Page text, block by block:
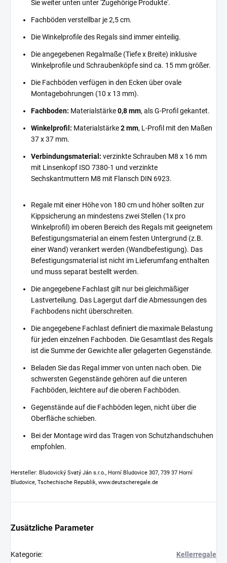
Sie weiter unten unter 'Zugehörige Produkte'.
Fachböden verstellbar je 2,5 cm.
Die Winkelprofile des Regals sind immer einteilig.
Die angegebenen Regalmaße (Tiefe x Breite) inklusive
Winkelprofile und Schraubenköpfe sind ca. 15 mm größer.
Die Fachböden verfügen in den Ecken über ovale
Montagebohrungen (10 x 13 mm).
Fachboden: Materialstärke0,8 mm, als G-Profil gekantet.
Winkelprofil: Materialstärke2 mm, L-Profil mit den Maßen
37 x 37 mm.
Verbindungsmaterial: verzinkte Schrauben M8 x 16 mm
mit Linsenkopf ISO 7380-1 und verzinkte
Sechskantmuttern M8 mit Flansch DIN 6923.
Regale mit einer Höhe von 180 cm und höher sollten zur
Kippsicherung an mindestens zwei Stellen (1x pro
Winkelprofil) im oberen Bereich des Regals mit geeignetem
Befestigungsmaterial an einem festen Untergrund (z.B.
einer Wand) verankert werden (Wandbefestigung). Das
Befestigungsmaterial ist nicht im Lieferumfang enthalten
und muss separat bestellt werden.
Die angegebene Fachlast gilt nur bei gleichmäßiger
Lastverteilung. Das Lagergut darf die Abmessungen des
Fachbodens nicht überschreiten.
Die angegebene Fachlast definiert die maximale Belastung
für jeden einzelnen Fachboden. Die Gesamtlast des Regals
ist die Summe der Gewichte aller gelagerten Gegenstände.
Beladen Sie das Regal immer von unten nach oben. Die
schwersten Gegenstände gehören auf die unteren
Fachböden, leichtere auf die oberen Fachböden.
Gegenstände auf die Fachböden legen, nicht über die
Oberfläche schieben.
Bei der Montage wird das Tragen von Schutzhandschuhen
empfohlen.
Hersteller: Bludovický Svatý Ján s.r.o., Horní Bludovice 307, 739 37 Horní
Bludovice, Tschechische Republik, www.deutscheregale.de
Zusätzliche Parameter
Kategorie: Kellerregale